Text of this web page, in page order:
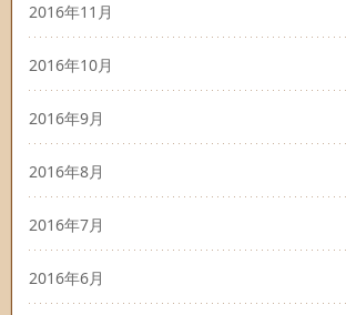
2016年11月
2016年10月
2016年9月
2016年8月
2016年7月
2016年6月